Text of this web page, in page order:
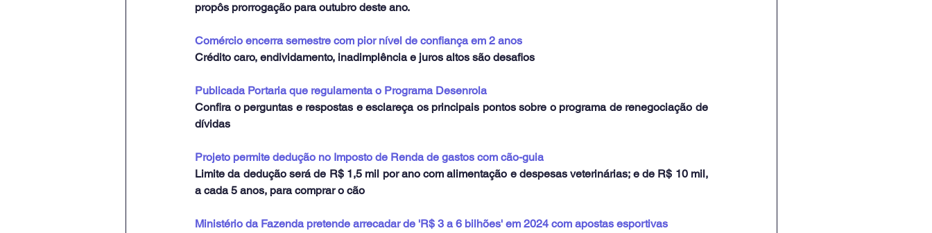
propôs prorrogação para outubro deste ano.
Comércio encerra semestre com pior nível de confiança em 2 anos
Crédito caro, endividamento, inadimplência e juros altos são desafios
Publicada Portaria que regulamenta o Programa Desenrola
Confira o perguntas e respostas e esclareça os principais pontos sobre o programa de renegociação de
dívidas
Projeto permite dedução no Imposto de Renda de gastos com cão-guia
Limite da dedução será de R$ 1,5 mil por ano com alimentação e despesas veterinárias; e de R$ 10 mil,
a cada 5 anos, para comprar o cão
Ministério da Fazenda pretende arrecadar de 'R$ 3 a 6 bilhões' em 2024 com apostas esportivas